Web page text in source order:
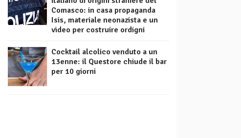
Comasco: in casa propaganda
Isis, materiale neonazista e un
video per costruire ordigni
Cocktail alcolico venduto a un
13enne: il Questore chiude il bar
per 10 giorni